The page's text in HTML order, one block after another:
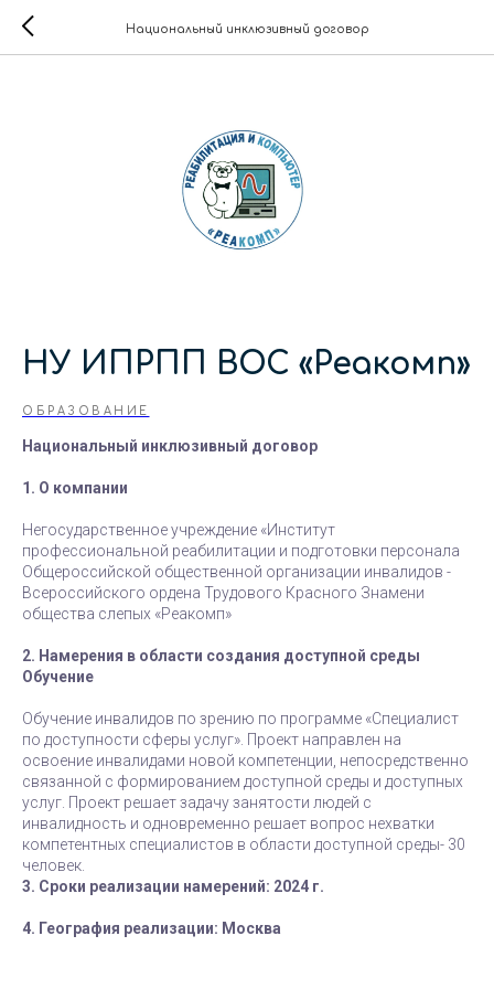
Национальный инклюзивный договор
НУ ИПРПП ВОС «Реакомп»
ОБРАЗОВАНИЕ
Национальный инклюзивный договор
1. О компании
Негосударственное учреждение «Институт
профессиональной реабилитации и подготовки персонала
Общероссийской общественной организации инвалидов -
Всероссийского ордена Трудового Красного Знамени
общества слепых «Реакомп»
2. Намерения в области создания доступной среды
Обучение
Обучение инвалидов по зрению по программе «Специалист
по доступности сферы услуг». Проект направлен на
освоение инвалидами новой компетенции, непосредственно
связанной с формированием доступной среды и доступных
услуг. Проект решает задачу занятости людей с
инвалидность и одновременно решает вопрос нехватки
компетентных специалистов в области доступной среды- 30
человек.
3. Сроки реализации намерений: 2024 г.
4. География реализации: Москва